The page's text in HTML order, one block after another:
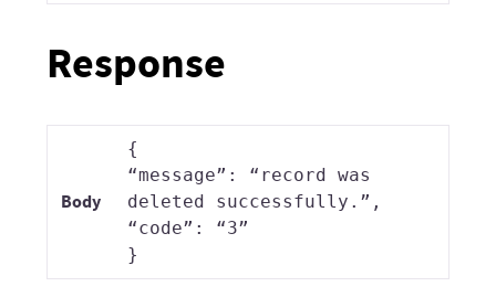
Response
Body
{
“message”: “record was
deleted successfully.”,
“code”: “3”
}